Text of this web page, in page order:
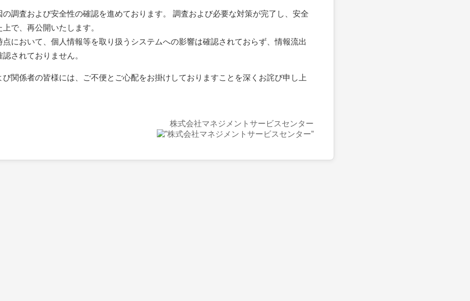
調査および安全性の確認を進めております。 調査および必要な対策が完了し、安全
で、再公開いたします。
において、個人情報等を取り扱うシステムへの影響は確認されておらず、情報流出
されておりません。
関係者の皆様には、ご不便とご心配をお掛けしておりますことを深くお詫び申し上
株式会社マネジメントサービスセンター